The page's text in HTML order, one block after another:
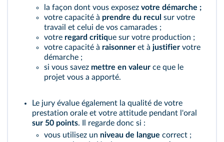
la façon dont vous exposez votre démarche ;
votre capacité à prendre du recul sur votre
travail et celui de vos camarades ;
votre regard critique sur votre production ;
votre capacité à raisonner et à justifier votre
démarche ;
si vous savez mettre en valeur ce que le
projet vous a apporté.
Le jury évalue également la qualité de votre
prestation orale et votre attitude pendant l'oral
sur 50 points. Il regarde donc si :
vous utilisez un niveau de langue correct ;